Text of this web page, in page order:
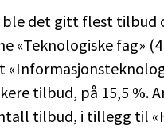
det gitt flest tilbud
«Teknologiske fag»
tilbud, på 15,5 %.
tilbud, i tillegg til